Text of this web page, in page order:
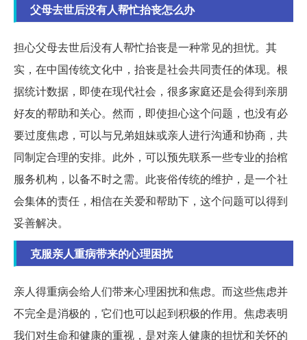
父母去世后没有人帮忙抬丧怎么办
担心父母去世后没有人帮忙抬丧是一种常见的担忧。其
实，在中国传统文化中，抬丧是社会共同责任的体现。根
据统计数据，即使在现代社会，很多家庭还是会得到亲朋
好友的帮助和关心。然而，即使担心这个问题，也没有必
要过度焦虑，可以与兄弟姐妹或亲人进行沟通和协商，共
同制定合理的安排。此外，可以预先联系一些专业的抬棺
服务机构，以备不时之需。此丧俗传统的维护，是一个社
会集体的责任，相信在关爱和帮助下，这个问题可以得到
妥善解决。
克服亲人重病带来的心理困扰
亲人得重病会给人们带来心理困扰和焦虑。而这些焦虑并
不完全是消极的，它们也可以起到积极的作用。焦虑表明
我们对生命和健康的重视，是对亲人健康的担忧和关怀的